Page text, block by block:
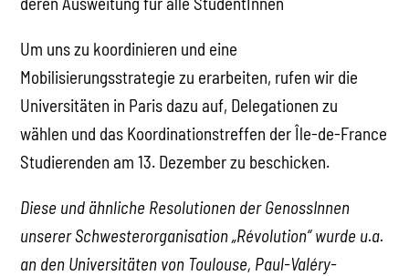
Um uns zu koordinieren und eine
Mobilisierungsstrategie zu erarbeiten, rufen wir die
Universitäten in Paris dazu auf, Delegationen zu
wählen und das Koordinationstreffen der Île-de-France
Studierenden am 13. Dezember zu beschicken.
Diese und ähnliche Resolutionen der GenossInnen
unserer Schwesterorganisation „Révolution“ wurde u.a.
an den Universitäten von Toulouse, Paul-Valéry-